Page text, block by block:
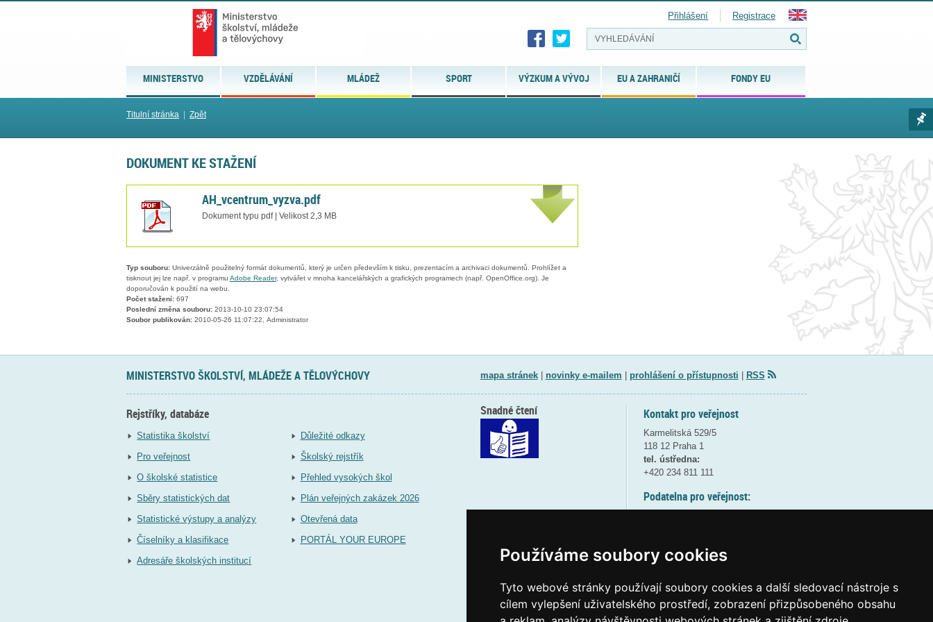
Používáme soubory cookies
Tyto webové stránky používají soubory cookies a další sledovací nástroje s
cílem vylepšení uživatelského prostředí, zobrazení přizpůsobeného obsahu
MINISTERSTVO VZDĚLÁVÁNÍ MLÁDEŽ SPORT VÝZKUM A VÝVOJ EU A ZAHRANIČÍ FONDY EU
Přihlášení Registrace
Titulní stránka Zpět
DOKUMENT KE STAŽENÍ
AH_vcentrum_vyzva.pdf
Dokument typu pdf | Velikost 2,3 MB
Typ souboru: Univerzálně použitelný formát dokumentů, který je určen především k tisku, prezentacím a archivaci dokumentů. Prohlížet a
tisknout jej lze např. v programu Adobe Reader, vytvářet v mnoha kancelářských a grafických programech (např. OpenOffice.org). Je
doporučován k použití na webu.
Počet stažení: 697
Poslední změna souboru: 2013-10-10 23:07:54
Soubor publikován: 2010-05-26 11:07:22, Administrator
MINISTERSTVO ŠKOLSTVÍ, MLÁDEŽE A TĚLOVÝCHOVY mapa stránek| novinky e-mailem prohlášení o přístupnosti RSS
Rejstříky, databáze
Statistika školství
Pro veřejnost
O školské statistice
Sběry statistických dat
Statistické výstupy a analýzy
Číselníky a klasifikace
Adresáře školských institucí
Důležité odkazy
Školský rejstřík
Přehled vysokých škol
Plán veřejných zakázek 2026
Otevřená data
PORTÁL YOUR EUROPE
Kontakt pro veřejnost
Karmelitská 529/5
118 12 Praha 1
tel. ústředna:
+420 234 811 111
Podatelna pro veřejnost:
(více informací
Elektronická podatelna:
Snadné čtení